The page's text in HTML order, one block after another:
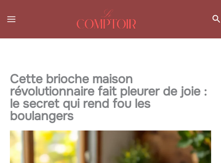
au
Cette brioche maison
révolutionnaire fait pleurer de joie :
le secret qui rend fou les
boulangers